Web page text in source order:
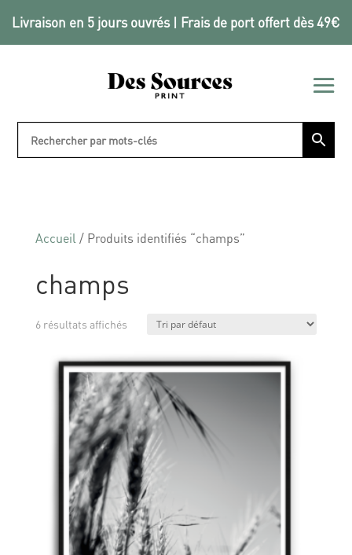
Livraison en 5 jours ouvrés | Frais de port offert dès 49€
Accueil / Produits identifiés “champs”
champs
6 résultats affichés